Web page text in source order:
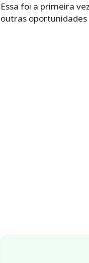
Essa foi a primeira
outras oportunidades